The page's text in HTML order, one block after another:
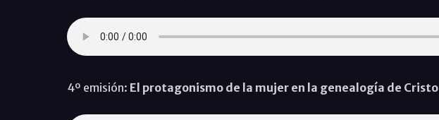
4º emisión: El protagonismo de la mujer en la genealogía de Cristo